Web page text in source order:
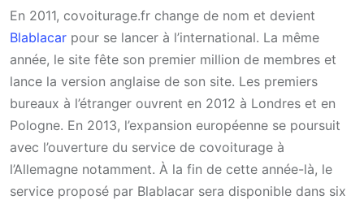
En 2011, covoiturage.fr change de nom et devient
Blablacar pour se lancer à l’international. La même
année, le site fête son premier million de membres et
lance la version anglaise de son site. Les premiers
bureaux à l’étranger ouvrent en 2012 à Londres et en
Pologne. En 2013, l’expansion européenne se poursuit
avec l’ouverture du service de covoiturage à
l’Allemagne notamment. À la fin de cette année-là, le
service proposé par Blablacar sera disponible dans six